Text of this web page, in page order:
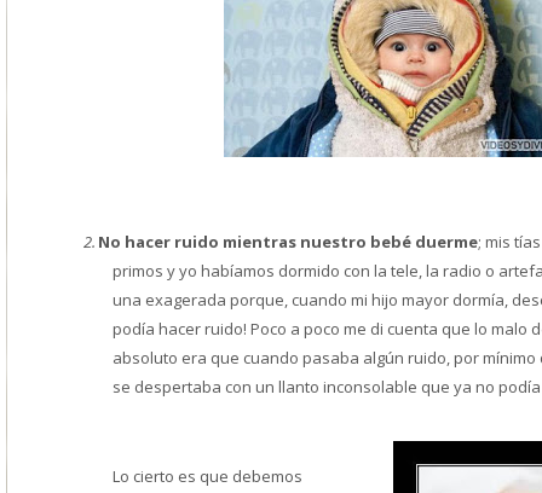
2. No hacer ruido mientras nuestro bebé duerme; mis
primos y yo habíamos dormido con la tele, la radio o
una exagerada porque, cuando mi hijo mayor dormía,
podía hacer ruido! Poco a poco me di cuenta que lo malo
absoluto era que cuando pasaba algún ruido, por
se despertaba con un llanto inconsolable que ya no
Lo cierto es que debemos